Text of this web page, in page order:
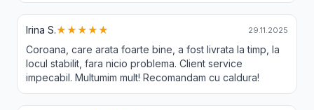
Irina S.★★★★★ 29.11.2025
Coroana, care arata foarte bine, a fost livrata la timp, la
locul stabilit, fara nicio problema. Client service
impecabil. Multumim mult! Recomandam cu caldura!